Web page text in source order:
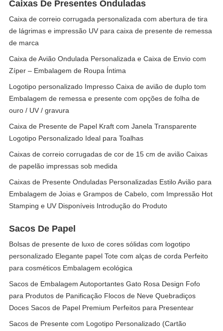
Caixas De Presentes Onduladas
Caixa de correio corrugada personalizada com abertura de tira
de lágrimas e impressão UV para caixa de presente de remessa
de marca
Caixa de Avião Ondulada Personalizada e Caixa de Envio com
Zíper – Embalagem de Roupa Íntima
Logotipo personalizado Impresso Caixa de avião de duplo tom
Embalagem de remessa e presente com opções de folha de
ouro / UV / gravura
Caixa de Presente de Papel Kraft com Janela Transparente
Logotipo Personalizado Ideal para Toalhas
Caixas de correio corrugadas de cor de 15 cm de avião Caixas
de papelão impressas sob medida
Caixas de Presente Onduladas Personalizadas Estilo Avião para
Embalagem de Joias e Grampos de Cabelo, com Impressão Hot
Stamping e UV Disponíveis Introdução do Produto
Sacos De Papel
Bolsas de presente de luxo de cores sólidas com logotipo
personalizado Elegante papel Tote com alças de corda Perfeito
para cosméticos Embalagem ecológica
Sacos de Embalagem Autoportantes Gato Rosa Design Fofo
para Produtos de Panificação Flocos de Neve Quebradiços
Doces Sacos de Papel Premium Perfeitos para Presentear
Sacos de Presente com Logotipo Personalizado (Cartão